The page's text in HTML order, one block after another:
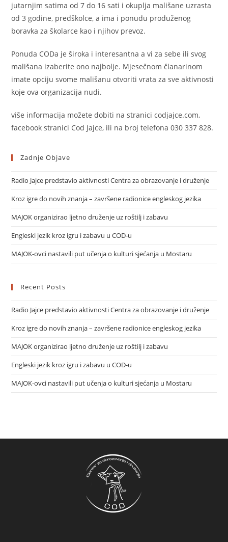
jutarnjim satima od 7 do 16 sati i okuplja mališane uzrasta
od 3 godine, predškolce, a ima i ponudu produženog
boravka za školarce kao i njihov prevoz.
Ponuda CODa je široka i interesantna a vi za sebe ili svog
mališana izaberite ono najbolje. Mjesečnom članarinom
imate opciju svome mališanu otvoriti vrata za sve aktivnosti
koje ova organizacija nudi.
više informacija možete dobiti na stranici codjajce.com,
facebook stranici Cod Jajce, ili na broj telefona 030 337 828.
Zadnje Objave
Radio Jajce predstavio aktivnosti Centra za obrazovanje i druženje
Kroz igre do novih znanja – završene radionice engleskog jezika
MAJOK organizirao ljetno druženje uz roštilj i zabavu
Engleski jezik kroz igru i zabavu u COD-u
MAJOK-ovci nastavili put učenja o kulturi sjećanja u Mostaru
Recent Posts
Radio Jajce predstavio aktivnosti Centra za obrazovanje i druženje
Kroz igre do novih znanja – završene radionice engleskog jezika
MAJOK organizirao ljetno druženje uz roštilj i zabavu
Engleski jezik kroz igru i zabavu u COD-u
MAJOK-ovci nastavili put učenja o kulturi sjećanja u Mostaru